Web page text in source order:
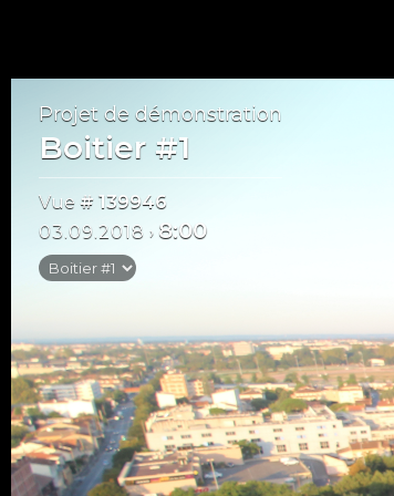
Projet de démonstration
Boitier #1
Vue # 139946
03.09.2018 › 8:00